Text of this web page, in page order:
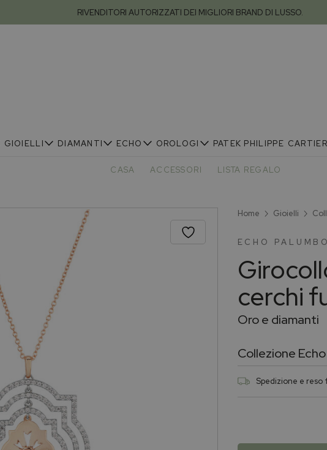
RIVENDITORI AUTORIZZATI DEI MIGLIORI BRAND DI LUSSO.
GIOIELLI DIAMANTI ECHO OROLOGI PATEK PHILIPPE CARTIER
CASA ACCESSORI LISTA REGALO
Home Gioielli
ECHO
cerchi
Oro e diamanti
Collezione
Spedizione e reso